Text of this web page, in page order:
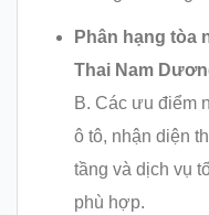
Phân hạng tòa
Thai Nam
B. Các ưu điểm
ô tô, nhận diện
tầng và dịch vụ
phù hợp.